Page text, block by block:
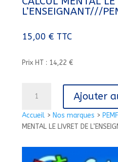
Accueil> Nos marques > PEMF
MENTAL LE LIVRET DE
L’ENSEIGNANT///
15,00 € TTC
Prix HT : 14,22 €
CALCUL
MENTAL
Ajouter